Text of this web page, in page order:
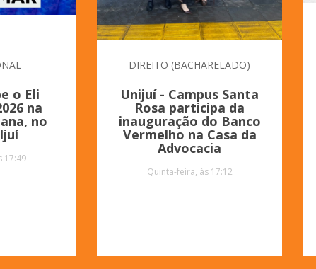
o Eli
na
no
17:49
DIREITO (BACHARELADO)
Unijuí - Campus Santa
Rosa participa da
inauguração do Banco
Vermelho na Casa da
Advocacia
Quinta-feira, às 17:12